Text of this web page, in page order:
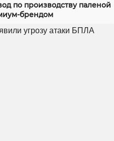
по производству паленой
брендом